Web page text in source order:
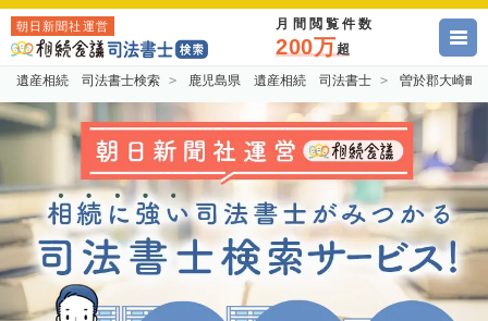
朝日新聞社運営 月間閲覧件数
200万超
遺産相続 司法書士検索 鹿児島県 遺産相続 司法書士 曽於郡大崎